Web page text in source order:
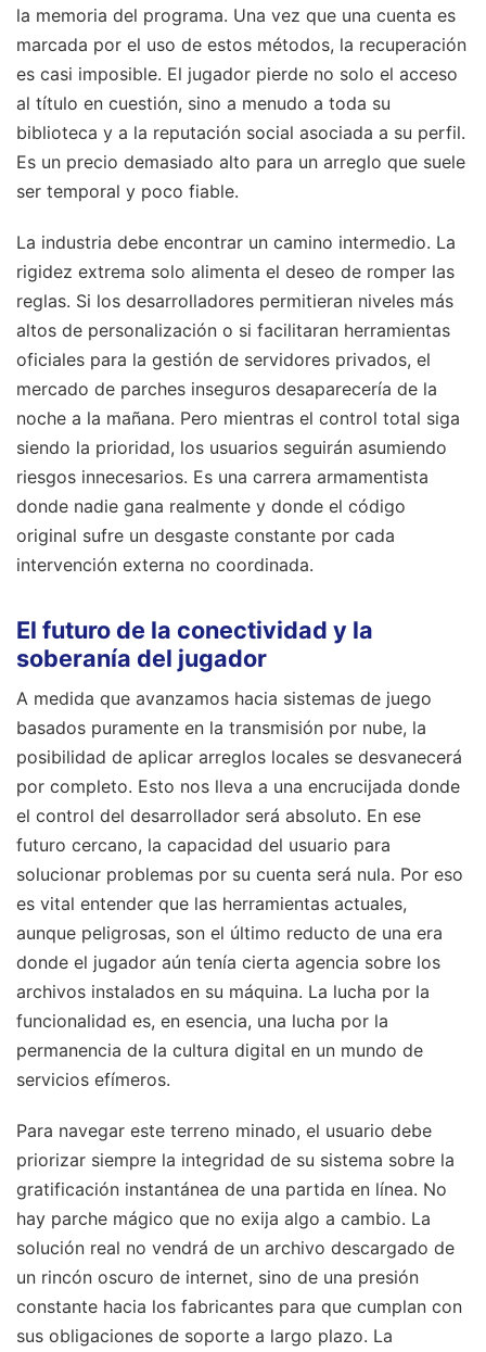
la memoria del programa. Una vez que una cuenta es
marcada por el uso de estos métodos, la recuperación
es casi imposible. El jugador pierde no solo el acceso
al título en cuestión, sino a menudo a toda su
biblioteca y a la reputación social asociada a su perfil.
Es un precio demasiado alto para un arreglo que suele
ser temporal y poco fiable.
La industria debe encontrar un camino intermedio. La
rigidez extrema solo alimenta el deseo de romper las
reglas. Si los desarrolladores permitieran niveles más
altos de personalización o si facilitaran herramientas
oficiales para la gestión de servidores privados, el
mercado de parches inseguros desaparecería de la
noche a la mañana. Pero mientras el control total siga
siendo la prioridad, los usuarios seguirán asumiendo
riesgos innecesarios. Es una carrera armamentista
donde nadie gana realmente y donde el código
original sufre un desgaste constante por cada
intervención externa no coordinada.
El futuro de la conectividad y la
soberanía del jugador
A medida que avanzamos hacia sistemas de juego
basados puramente en la transmisión por nube, la
posibilidad de aplicar arreglos locales se desvanecerá
por completo. Esto nos lleva a una encrucijada donde
el control del desarrollador será absoluto. En ese
futuro cercano, la capacidad del usuario para
solucionar problemas por su cuenta será nula. Por eso
es vital entender que las herramientas actuales,
aunque peligrosas, son el último reducto de una era
donde el jugador aún tenía cierta agencia sobre los
archivos instalados en su máquina. La lucha por la
funcionalidad es, en esencia, una lucha por la
permanencia de la cultura digital en un mundo de
servicios efímeros.
Para navegar este terreno minado, el usuario debe
priorizar siempre la integridad de su sistema sobre la
gratificación instantánea de una partida en línea. No
hay parche mágico que no exija algo a cambio. La
solución real no vendrá de un archivo descargado de
un rincón oscuro de internet, sino de una presión
constante hacia los fabricantes para que cumplan con
sus obligaciones de soporte a largo plazo. La